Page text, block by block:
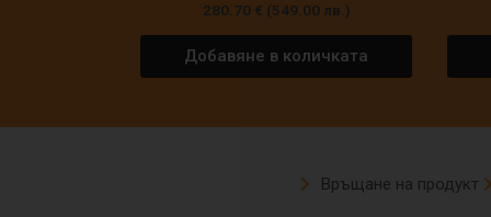
280.70 € (549.00 лв.)
Добавяне в количката
Връщане на продукт